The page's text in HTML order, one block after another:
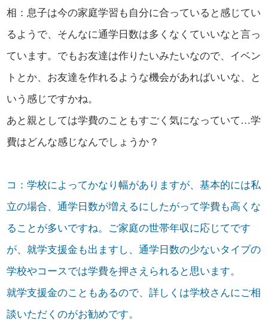
相：息子は今の家庭学習も自分に合っていると感じてい
るようで、そんなに通学日数は多くなくていいなと言っ
ています。でもお友達は作りたいみたいなので、イベン
トとか、お友達を作れるような機会があればいいな、と
いう感じですかね。
あと親としては学費のこともすごく気になっていて…学
費はどんな感じなんでしょうか？
コ：学校によってかなり幅がありますが、基本的には私
立の場合、通学日数が増えるにしたがって学費も高くな
ることが多いですね。ご家庭の世帯年収に応じてです
が、就学支援金も出ますし、通学日数の少ないタイプの
学校やコースでは学費を押さえられると思います。
就学支援金のこともあるので、詳しくは学校さんにご相
談いただくのがお勧めです。